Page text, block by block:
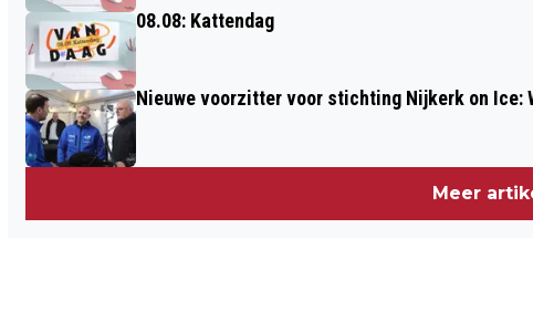
08.08: Kattendag
Nieuwe voorzitter voor stichting Nijkerk on Ice:
Meer